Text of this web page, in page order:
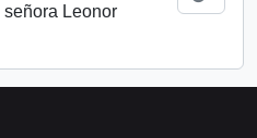
Leonor